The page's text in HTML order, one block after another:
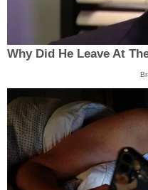
Why Did He Leave At